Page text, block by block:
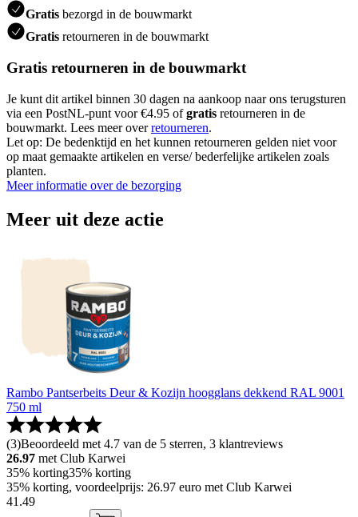
Gratis bezorgd in de bouwmarkt
Gratis retourneren in de bouwmarkt
Gratis retourneren in de bouwmarkt
Je kunt dit artikel binnen 30 dagen na aankoop naar ons terugsturen
via een PostNL-punt voor €4.95 ofgratis retourneren in de
bouwmarkt. Lees meer overretourneren.
Let op: De bedenktijd en het kunnen retourneren gelden niet voor
op maat gemaakte artikelen en verse/ bederfelijke artikelen zoals
planten.
Meer informatie over de bezorging
Meer uit deze actie
Rambo Pantserbeits Deur & Kozijn hoogglans dekkend RAL 9001
750 ml
(3)Beoordeeld met 4.7 van de 5 sterren, 3 klantreviews
26.97 met Club Karwei
35% korting35% korting
35% korting, voordeelprijs: 26.97 euro met Club Karwei
41 .49